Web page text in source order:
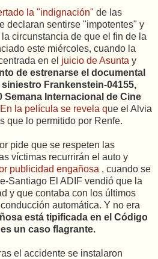
la "indignación" de las
declaran sentirse "impotentes" y
la circunstancia de que el fin de la
este miércoles, cuando la
en el juicio de Asunta y
de estrenarse el documental
Frankenstein-04155,
Semana Internacional de Cine
En la película se revela que el Alvia
que lo permitido por Renfe.
pide que se respeten las
víctimas recurrirán el auto y
publicidad engañosa , cuando se
Santiago El ADIF vendió que la
y que contaba con los últimos
automática. Y no era
está tipificada en el Código
un caso flagrante.
el accidente se instalaron